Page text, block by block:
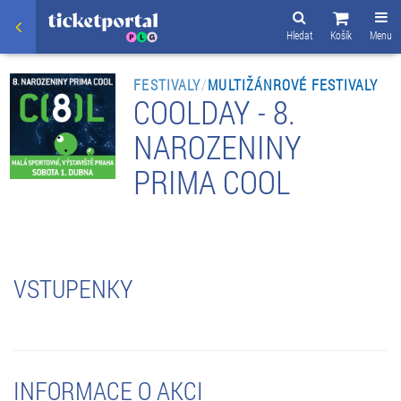
Menu
Košík
Hledat
FESTIVALY/MULTIŽÁNROVÉ FESTIVALY
COOLDAY - 8.
NAROZENINY
PRIMA COOL
VSTUPENKY
INFORMACE O AKCI